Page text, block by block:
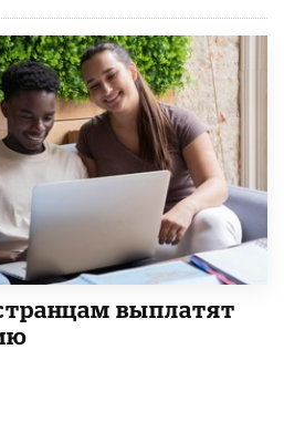
выплатят